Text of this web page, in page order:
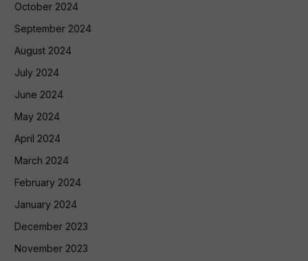
October 2024
September 2024
August 2024
July 2024
June 2024
May 2024
April 2024
March 2024
February 2024
January 2024
December 2023
November 2023